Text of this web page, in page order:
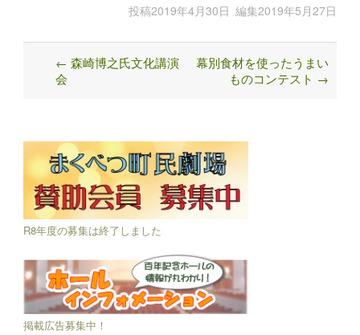
投稿2019年4月30日 編集2019年5月27日
Post
navigation
← 森崎博之氏文化講演
会
幕別食材を使ったうまい
ものコンテスト →
R8年度の募集は終了しました
掲載広告募集中！